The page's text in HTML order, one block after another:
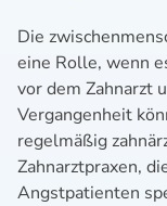
Die
eine Rolle, wenn
vor dem Zahnarzt
Vergangenheit
regelmäßig
Zahnarztpraxen,
Angstpatienten